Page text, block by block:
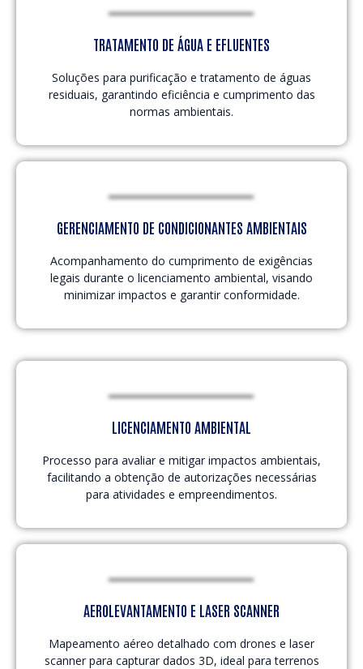
TRATAMENTO DE ÁGUA E EFLUENTES
Soluções para purificação e tratamento de águas
residuais, garantindo eficiência e cumprimento das
normas ambientais.
GERENCIAMENTO DE CONDICIONANTES AMBIENTAIS
Acompanhamento do cumprimento de exigências
legais durante o licenciamento ambiental, visando
minimizar impactos e garantir conformidade.
LICENCIAMENTO AMBIENTAL
Processo para avaliar e mitigar impactos ambientais,
facilitando a obtenção de autorizações necessárias
para atividades e empreendimentos.
AEROLEVANTAMENTO E LASER SCANNER
Mapeamento aéreo detalhado com drones e laser
scanner para capturar dados 3D, ideal para terrenos